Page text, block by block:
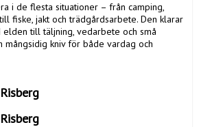
i de flesta situationer – från camping,
fiske, jakt och trädgårdsarbete. Den klarar
till täljning, vedarbete och små
mångsidig kniv för både vardag och